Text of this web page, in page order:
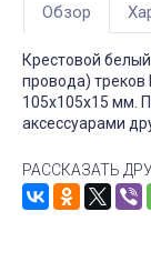
Обзор
Крестовой
провода) треков
105х105х15 мм.
аксессуарами
РАССКАЗАТЬ